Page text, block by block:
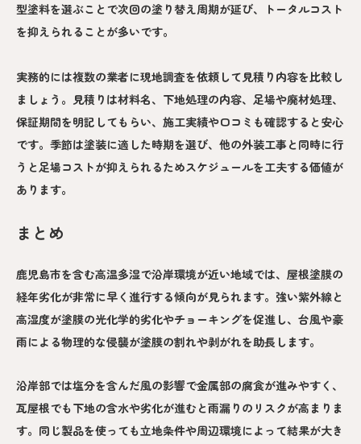
型塗料を選ぶことで次回の塗り替え周期が延び、トータルコスト
を抑えられることが多いです。
実務的には複数の業者に現地調査を依頼して見積り内容を比較し
ましょう。見積りは材料名、下地処理の内容、足場や廃材処理、
保証期間を明記してもらい、施工実績や口コミも確認すると安心
です。季節は塗装に適した時期を選び、他の外装工事と同時に行
うと足場コストが抑えられるためスケジュールを工夫する価値が
あります。
まとめ
鹿児島市を含む高温多湿で沿岸環境が近い地域では、屋根塗膜の
経年劣化が非常に早く進行する傾向が見られます。強い紫外線と
高湿度が塗膜の光化学的劣化やチョーキングを促進し、台風や豪
雨による物理的な侵襲が塗膜の割れや剥がれを助長します。
沿岸部では塩分を含んだ風の影響で金属部の腐食が進みやすく、
瓦屋根でも下地の含水や劣化が進むと雨漏りのリスクが高まりま
す。同じ製品を使っても立地条件や周辺環境によって結果が大き